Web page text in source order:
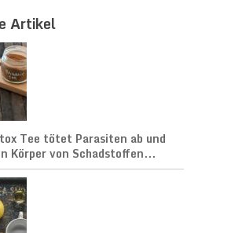
Artikel
Tee tötet Parasiten ab und
Körper von Schadstoffen...